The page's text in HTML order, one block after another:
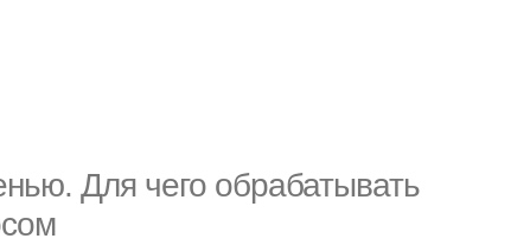
Для чего обрабатывать